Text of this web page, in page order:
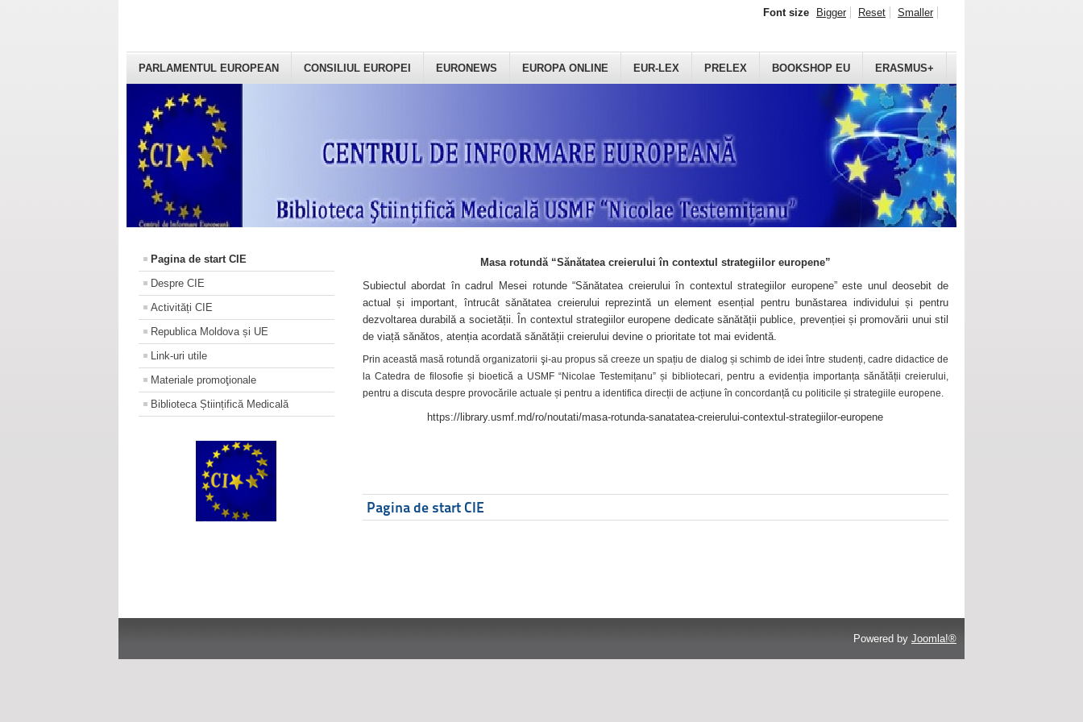
PARLAMENTUL EUROPEAN CONSILIUL EUROPEI EURONEWS EUROPA ONLINE EUR-LEX PRELEX BOOKSHOP EU ERASMUS+
Font size Bigger Reset Smaller
Pagina de start CIE
Despre CIE
Activități CIE
Republica Moldova și UE
Link-uri utile
Materiale promoţionale
Biblioteca Științifică Medicală
Masa rotundă “Sănătatea creierului în contextul strategiilor europene”
Subiectul abordat în cadrul Mesei rotunde “Sănătatea creierului în contextul strategiilor europene” este unul deosebit de
actual și important, întrucât sănătatea creierului reprezintă un element esențial pentru bunăstarea individului și pentru
dezvoltarea durabilă a societății. În contextul strategiilor europene dedicate sănătății publice, prevenției și promovării unui stil
de viață sănătos, atenția acordată sănătății creierului devine o prioritate tot mai evidentă.
Prin această masă rotundă organizatorii şi-au propus să creeze un spațiu de dialog și schimb de idei între studenți, cadre didactice de
la Catedra de filosofie și bioetică a USMF “Nicolae Testemițanu” și bibliotecari, pentru a evidenția importanța sănătății creierului,
pentru a discuta despre provocările actuale și pentru a identifica direcții de acțiune în concordanță cu politicile și strategiile europene.
https://library.usmf.md/ro/noutati/masa-rotunda-sanatatea-creierului-contextul-strategiilor-europene
Pagina de start CIE
Powered by Joomla!®